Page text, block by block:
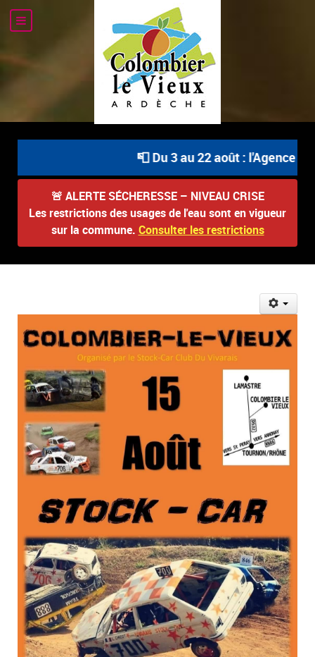
📮 Du 3 au 22 août : l'Agence
🚨 ALERTE SÉCHERESSE – NIVEAU CRISE
Les restrictions des usages de l'eau sont en vigueur
sur la commune. Consulter les restrictions